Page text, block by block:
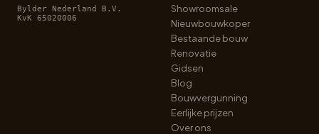
Bylder Nederland B.V.
KvK 65020006
Showroomsale
Nieuwbouwkoper
Bestaande bouw
Renovatie
Gidsen
Blog
Bouwvergunning
Eerlijke prijzen
Over ons